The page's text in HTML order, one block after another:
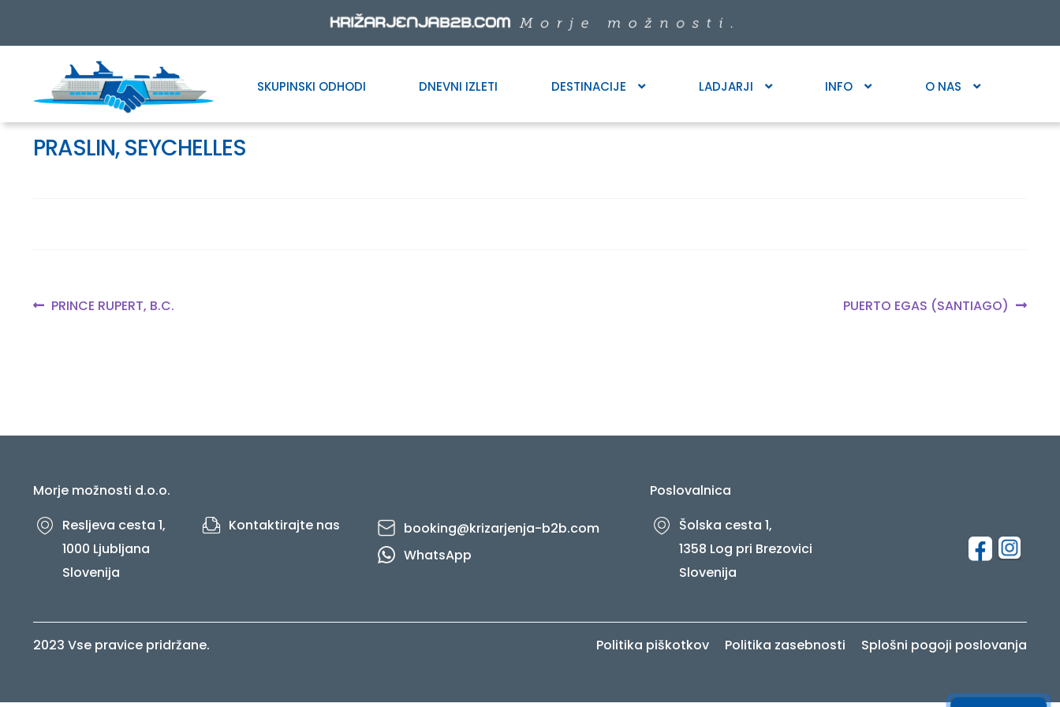
Skip
navigation
Skip
content
SKUPINSKI ODHODI DNEVNI IZLETI DESTINACIJE LADJARJI INFO O NAS
PRASLIN, SEYCHELLES
Navigacija
Previous
PRINCE RUPERT, B.C.
Next
PUERTO EGAS (SANTIAGO)
Morje možnosti d.o.o.
Resljeva cesta 1,
1000 Ljubljana
Slovenija
Kontaktirajte nas
booking@krizarjenja-b2b.com
WhatsApp
Poslovalnica
Šolska cesta 1,
1358 Log pri Brezovici
Slovenija
2023 Vse pravice pridržane. Politika piškotkov Politika zasebnosti Splošni pogoji poslovanja